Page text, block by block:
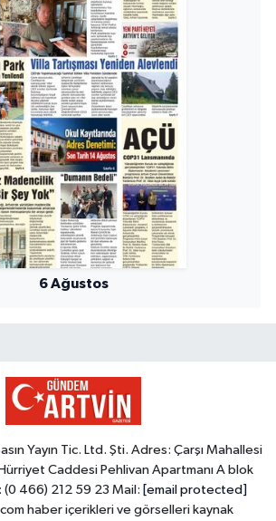
6 Ağustos
Yayın Tic. Ltd. Şti. Adres: Çarşı Mahallesi
Caddesi Pehlivan Apartmanı A blok
(0 466) 212 59 23 Mail: [email protected]
haber içerikleri ve görselleri kaynak